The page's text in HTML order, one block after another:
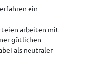
ein
arbeiten mit
gütlichen
als neutraler